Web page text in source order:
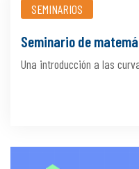
SEMINARIOS
Seminario de
Una introducción a las